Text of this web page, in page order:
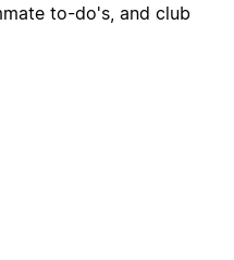
to-do's, and club